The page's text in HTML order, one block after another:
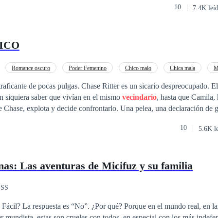
10 7.4K
Romance oscuro Poder Femenino Chico malo Chica mala
Ritter es un sicario despreocupado. Ellos han sido
siquiera saber que vivían en el mismo vecindario, hasta que Camila,
confrontarlo. Una pelea, una declaración de guerra y odio es
compañero de trabajo.
10 5.6K
Las aventuras de Micifuz y su familia
Porque en el mundo real, en las calles de la